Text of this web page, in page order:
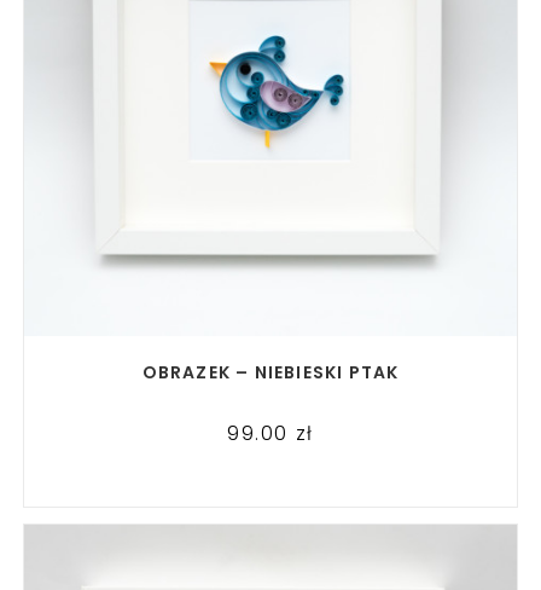
OBRAZEK – NIEBIESKI PTAK
99.00 zł